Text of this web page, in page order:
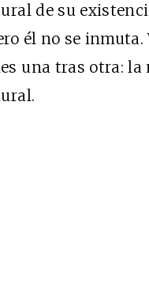
de su
él no se
una tras otra: